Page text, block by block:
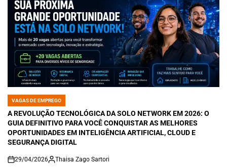
POSTED
IN
VAGAS DE EMPREGO
A REVOLUÇÃO TECNOLÓGICA DA SOLO NETWORK EM 2026: O
GUIA DEFINITIVO PARA VOCÊ CONQUISTAR AS MELHORES
OPORTUNIDADES EM INTELIGÊNCIA ARTIFICIAL, CLOUD E
SEGURANÇA DIGITAL
on
29/04/2026 Thaisa Zago Sartori